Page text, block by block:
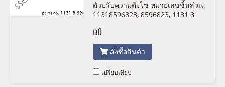
ตัวปรับความตึงโซ่ หมายเลขชิ้นส่วน:
11318596823, 8596823, 1131 8
฿0
สั่งซื้อสินค้า
เปรียบเทียบ